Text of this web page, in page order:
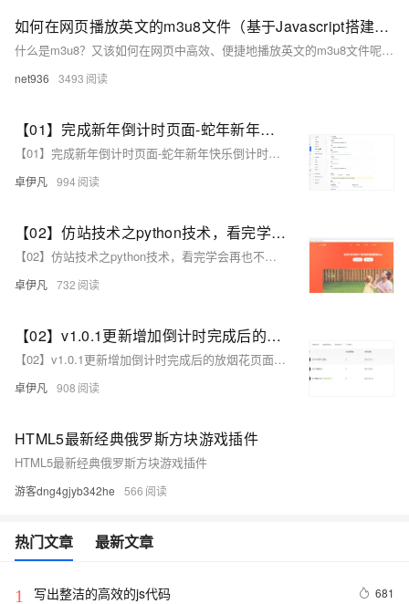
如何在网页播放英文的m3u8文件（基于Javascript搭建的在线网页工具）
什么是m3u8？又该如何在网页中高效、便捷地播放英文的m3u8文件呢？今天这篇文章就带你一起了解，并推荐一种基于Javascript搭建的在线网页工具，让你轻松解决播放问题。
net936 3493
【01】完成新年倒计时页面-蛇年新年快乐倒计时领取礼物放烟花html代码优雅草科技央千澈写采用html5+div+CSS+JavaScript-优雅草卓伊凡-做一条关于新年的代码分享给你们-为了C站的分拼一下子
【01】完成新年倒计时页面-蛇年新年快乐倒计时领取礼物放烟花html代码优雅草科技央千澈写采用html5+div+CSS+JavaScript-优雅草卓伊凡-做一条关于新年的代码分享给你们-为了C站的分拼一下子
卓伊凡 994
【02】仿站技术之python技术，看完学会再也不用去购买收费工具了-本次找了小影-感觉页面很好看-本次是爬取vue需要用到Puppeteer库用node.js扒一个app下载落地页-包括安卓android下载（简单）-ios苹果plist下载（稍微麻烦一丢丢）-优雅草卓伊凡
【02】仿站技术之python技术，看完学会再也不用去购买收费工具了-本次找了小影-感觉页面很好看-本次是爬取vue需要用到Puppeteer库用node.js扒一个app下载落地页-包括安卓android下载（简单）-ios苹果plist下载（稍微麻烦一丢丢）-优雅草卓伊凡
卓伊凡 732
【02】v1.0.1更新增加倒计时完成后的放烟花页面-优化播放器-优化结构目录-蛇年新年快乐倒计时领取礼物放烟花html代码优雅草科技央千澈写采用html5+div+CSS+JavaScript-优雅草卓伊凡-做一条关于新年的代码分享给你们-为了C站的分拼一下子
【02】v1.0.1更新增加倒计时完成后的放烟花页面-优化播放器-优化结构目录-蛇年新年快乐倒计时领取礼物放烟花html代码优雅草科技央千澈写采用html5+div+CSS+JavaScript-优雅草卓伊凡-做一条关于新年的代码分享给你们-为了C站的分拼一下子
卓伊凡 908
HTML5最新经典俄罗斯方块游戏插件
HTML5最新经典俄罗斯方块游戏插件
游客dng4gjyb342he 566
热门文章 最新文章
1 写出整洁的高效的js代码 681